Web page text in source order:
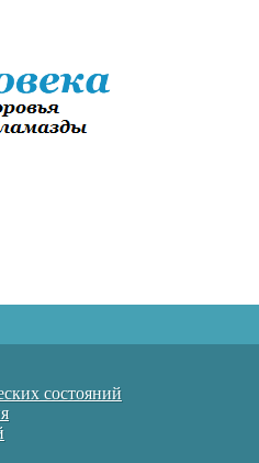
состояний